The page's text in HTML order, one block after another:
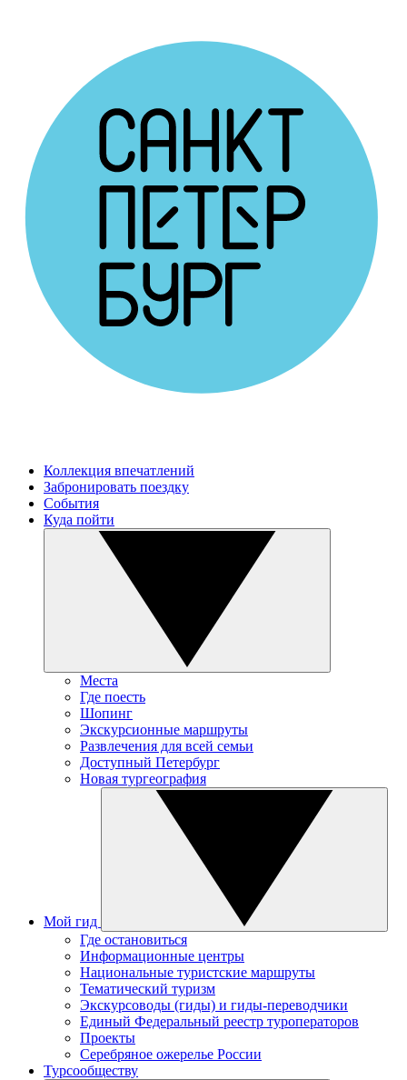
Коллекция впечатлений
Забронировать поездку
События
Куда пойти
Места
Где поесть
Шопинг
Экскурсионные маршруты
Развлечения для всей семьи
Доступный Петербург
Новая тургеография
Мой гид
Где остановиться
Информационные центры
Национальные туристские маршруты
Тематический туризм
Экскурсоводы (гиды) и гиды-переводчики
Единый Федеральный реестр туроператоров
Проекты
Серебряное ожерелье России
Турсообществу